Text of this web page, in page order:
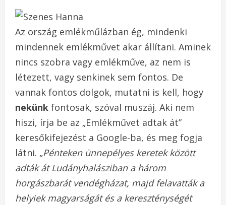
Az ország emlékműlázban ég, mindenki
mindennek emlékművet akar állítani. Aminek
nincs szobra vagy emlékműve, az nem is
létezett, vagy senkinek sem fontos. De
vannak fontos dolgok, mutatni is kell, hogy
nekünk fontosak, szóval muszáj. Aki nem
hiszi, írja be az „Emlékművet adtak át”
keresőkifejezést a Google-ba, és meg fogja
látni. „Pénteken ünnepélyes keretek között
adták át Ludányhalásziban a három
horgászbarát vendégházat, majd felavatták a
helyiek magyarságát és a kereszténységét